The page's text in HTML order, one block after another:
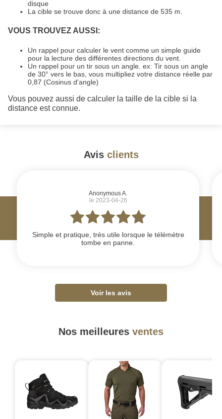
disque
La cible se trouve donc à une distance de 535 m.
VOUS TROUVEZ AUSSI:
Un rappel pour calculer le vent comme un simple guide
pour la lecture des différentes directions du vent.
Un rappel pour un tir sous un angle. ex: Tir sous un angle
de 30° vers le bas, vous multipliez votre distance réelle par
0,87 (Cosinus d'angle)
Vous pouvez aussi de calculer la taille de la cible si la
distance est connue.
Avis clients
Anonymous A.
le 2023-04-26
Simple et pratique, très utile lorsque le télémètre
tombe en panne.
Voir les avis
Nos meilleures ventes